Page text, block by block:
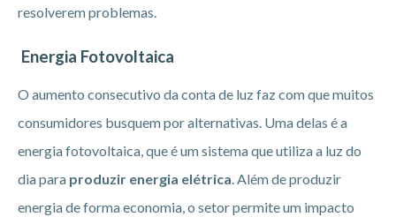
resolverem problemas.
Energia Fotovoltaica
O aumento consecutivo da conta de luz faz com que muitos
consumidores busquem por alternativas. Uma delas é a
energia fotovoltaica, que é um sistema que utiliza a luz do
dia para produzir energia elétrica. Além de produzir
energia de forma economia, o setor permite um impacto